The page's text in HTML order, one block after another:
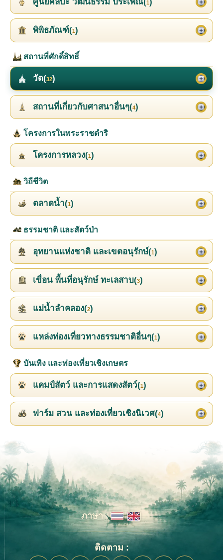
1
พิพิธภัณฑ์(1)
สถานที่ศักดิ์สิทธิ์
วัด(32)
สถานที่เกี่ยวกับศาสนาอื่นๆ(4)
โครงการในพระราชดำริ
โครงการหลวง(1)
วิถีชีวิต
ตลาดน้ำ(1)
ธรรมชาติ และสัตว์ป่า
อุทยานแห่งชาติ และเขตอนุรักษ์(1)
เขื่อน พื้นที่อนุรักษ์ ทะเลสาบ(3)
แม่น้ำลำคลอง(2)
แหล่งท่องเที่ยวทางธรรมชาติอื่นๆ(1)
บันเทิง และท่องเที่ยวเชิงเกษตร
แคมป์สัตว์ และการแสดงสัตว์(1)
ฟาร์ม สวน และท่องเที่ยวเชิงนิเวศ(4)
ภาษา :
ติดตาม :